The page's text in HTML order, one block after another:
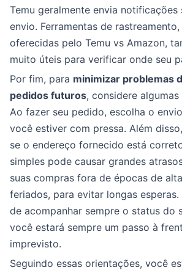
Temu geralmente envia
envio. Ferramentas de
oferecidas pelo Temu vs Amazon,
muito úteis para verificar onde seu
Por fim, para minimizar problemas
pedidos futuros, considere
Ao fazer seu pedido, escolha o
você estiver com pressa. Além
se o endereço fornecido está
simples pode causar grandes
suas compras fora de épocas de
feriados, para evitar longas esperas.
de acompanhar sempre o status do
você estará sempre um passo à
imprevisto.
Seguindo essas orientações, você